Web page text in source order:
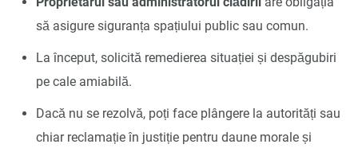
să asigure siguranța spațiului public sau comun.
La început, solicită remedierea situației și despăgubiri
pe cale amiabilă.
Dacă nu se rezolvă, poți face plângere la autorități sau
chiar reclamație în justiție pentru daune morale și